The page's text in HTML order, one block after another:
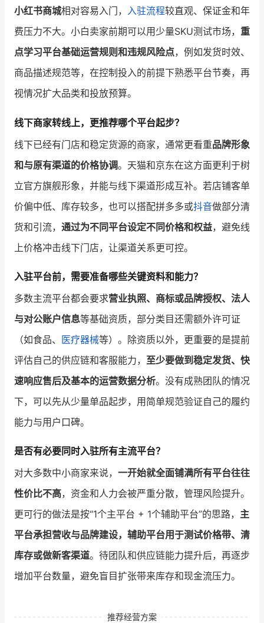
小红书商城相对容易入门， 入驻流程较直观、保证金和年
费压力不大。小白卖家前期可以用少量SKU测试市场， 重
点学习平台基础运营规则和违规风险点，例如发货时效、
商品描述规范等，在控制投入的前提下熟悉平台节奏，再
视情况扩大品类和投放预算。
线下商家转线上，更推荐哪个平台起步？
线下已经有门店和稳定货源的商家，通常更看重品牌形象
和与原有渠道的价格协调。天猫和京东在这方面更利于树
立官方旗舰形象，并能与线下渠道形成互补。若店铺客单
价偏中低、库存较多，也可以搭配拼多多或抖音做部分清
货和引流， 通过为不同平台设定不同价格和权益，避免线
上价格冲击线下门店，让渠道关系更可控。
入驻平台前，需要准备哪些关键资料和能力？
多数主流平台都会要求营业执照、商标或品牌授权、法人
与对公账户信息等基础资质，部分类目还需额外许可证
（如食品、 医疗器械等）。除资质以外，更重要的是提前
评估自己的供应链和客服能力， 至少要做到稳定发货、快
速响应售后及基本的运营数据分析。没有成熟团队的情况
下，可以先从少量单品起步，用简单规范验证自己的履约
能力与用户口碑。
是否有必要同时入驻所有主流平台？
对大多数中小商家来说， 一开始就全面铺满所有平台往往
性价比不高，资金和人力会被严重分散，管理风险提升。
更可行的做法是按“1个主平台 + 1个辅助平台”的思路， 主
平台承担营收与品牌建设，辅助平台用于测试价格带、清
库存或做新客渠道。待团队和供应链能力提升后，再逐步
增加平台数量，避免盲目扩张带来库存和现金流压力。
推荐经营方案